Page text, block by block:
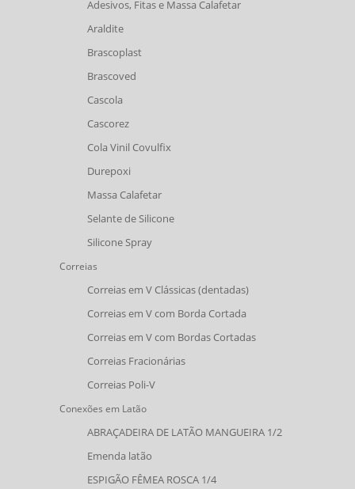
Adesivos, Fitas e Massa Calafetar
Araldite
Brascoplast
Brascoved
Cascola
Cascorez
Cola Vinil Covulfix
Durepoxi
Massa Calafetar
Selante de Silicone
Silicone Spray
Correias
Correias em V Clássicas (dentadas)
Correias em V com Borda Cortada
Correias em V com Bordas Cortadas
Correias Fracionárias
Correias Poli-V
Conexões em Latão
ABRAÇADEIRA DE LATÃO MANGUEIRA 1/2
Emenda latão
ESPIGÃO FÊMEA ROSCA 1/4